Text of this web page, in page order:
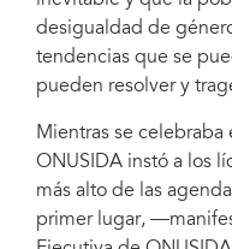
desigualdad de
tendencias que se
pueden resolver y
Mientras se
ONUSIDA instó a los
más alto de las
primer lugar,